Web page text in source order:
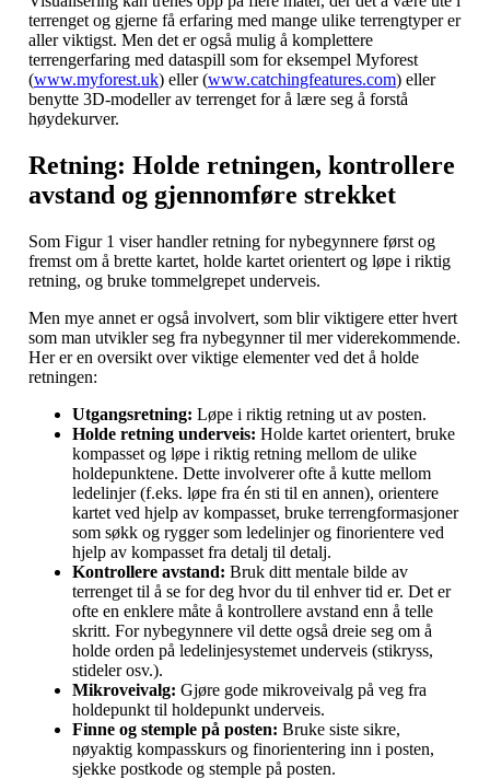
terrenget og gjerne få erfaring med mange ulike terrengtyper er
aller viktigst. Men det er også mulig å komplettere
terrengerfaring med dataspill som for eksempel Myforest
(www.myforest.uk) eller (www.catchingfeatures.com) eller
benytte 3D-modeller av terrenget for å lære seg å forstå
høydekurver.
Retning: Holde retningen, kontrollere
avstand og gjennomføre strekket
Som Figur 1 viser handler retning for nybegynnere først og
fremst om å brette kartet, holde kartet orientert og løpe i riktig
retning, og bruke tommelgrepet underveis.
Men mye annet er også involvert, som blir viktigere etter hvert
som man utvikler seg fra nybegynner til mer viderekommende.
Her er en oversikt over viktige elementer ved det å holde
retningen:
Utgangsretning: Løpe i riktig retning ut av posten.
Holde retning underveis: Holde kartet orientert, bruke
kompasset og løpe i riktig retning mellom de ulike
holdepunktene. Dette involverer ofte å kutte mellom
ledelinjer (f.eks. løpe fra én sti til en annen), orientere
kartet ved hjelp av kompasset, bruke terrengformasjoner
som søkk og rygger som ledelinjer og finorientere ved
hjelp av kompasset fra detalj til detalj.
Kontrollere avstand: Bruk ditt mentale bilde av
terrenget til å se for deg hvor du til enhver tid er. Det er
ofte en enklere måte å kontrollere avstand enn å telle
skritt. For nybegynnere vil dette også dreie seg om å
holde orden på ledelinjesystemet underveis (stikryss,
stideler osv.).
Mikroveivalg: Gjøre gode mikroveivalg på veg fra
holdepunkt til holdepunkt underveis.
Finne og stemple på posten: Bruke siste sikre,
nøyaktig kompasskurs og finorientering inn i posten,
sjekke postkode og stemple på posten.